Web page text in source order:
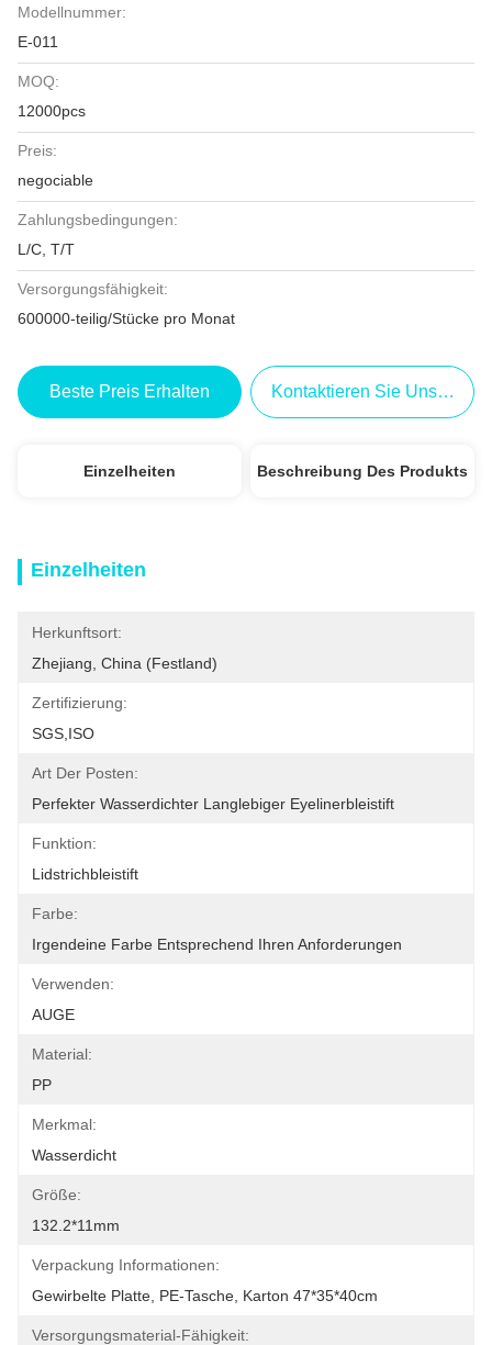
Modellnummer:
E-011
MOQ:
12000pcs
Preis:
negociable
Zahlungsbedingungen:
L/C, T/T
Versorgungsfähigkeit:
600000-teilig/Stücke pro Monat
Beste Preis Erhalten Kontaktieren Sie Uns Jetzt
Einzelheiten Beschreibung Des Produkts
Einzelheiten
Herkunftsort:
Zhejiang, China (Festland)
Zertifizierung:
SGS,ISO
Art Der Posten:
Perfekter Wasserdichter Langlebiger Eyelinerbleistift
Funktion:
Lidstrichbleistift
Farbe:
Irgendeine Farbe Entsprechend Ihren Anforderungen
Verwenden:
AUGE
Material:
PP
Merkmal:
Wasserdicht
Größe:
132.2*11mm
Verpackung Informationen:
Gewirbelte Platte, PE-Tasche, Karton 47*35*40cm
Versorgungsmaterial-Fähigkeit: